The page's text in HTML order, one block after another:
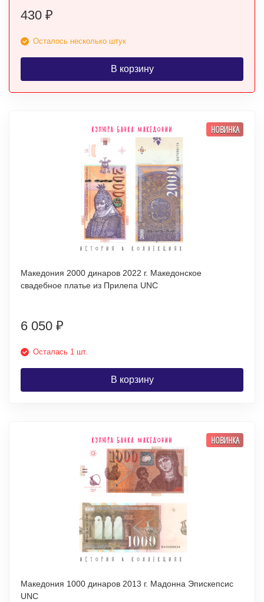
430 ₽
Осталось несколько штук
В корзину
НОВИНКА
Македония 2000 динаров 2022 г. Македонское
свадебное платье из Прилепа UNC
6 050 ₽
Осталась 1 шт.
В корзину
НОВИНКА
Македония 1000 динаров 2013 г. Мадонна Эпискепсис
UNC